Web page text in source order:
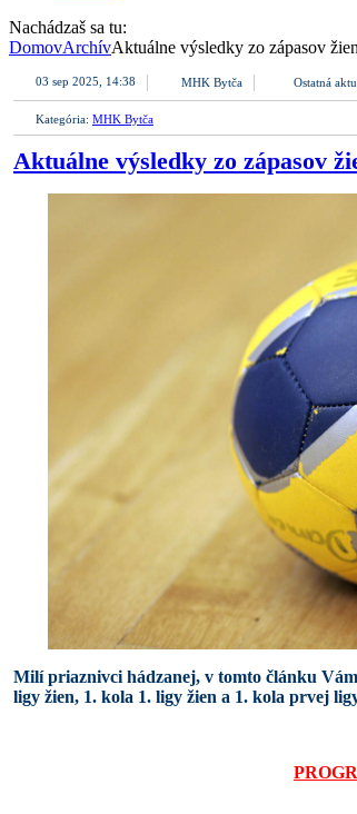
Nachádzaš sa tu:
DomovArchívAktuálne výsledky zo zápasov
03 sep 2025, 14:38 MHK Bytča Ostatná
Kategória: MHK Bytča
Aktuálne výsledky zo zápasov
Milí priaznivci hádzanej, v tomto článku
ligy žien, 1. kola 1. ligy žien a 1. kola prvej